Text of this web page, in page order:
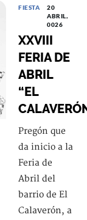
FIESTA
20
ABRIL,
0026
XXVIII
FERIA DE
ABRIL
“EL
Pregón que
da inicio a la
Feria de
Abril del
barrio de El
Calaverón, a